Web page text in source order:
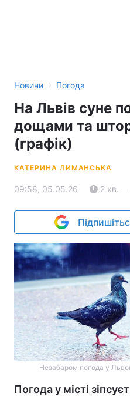
Новини › Погода
На Львів суне
дощами та
(графік)
КАТЕРИНА ЛИМАНСЬКА
09:58, 05.05.26 2 хв.
Незабаром погода у
Погода у місті